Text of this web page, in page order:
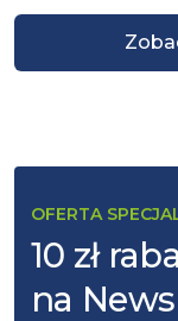
OFERTA
10 zł
na